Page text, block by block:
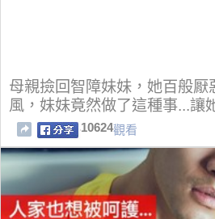
母親撿回智障妹妹，她百般厭
風，妹妹竟然做了這種事...讓
10624觀看